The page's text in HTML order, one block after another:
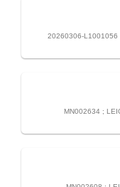
20260306-L1001056
MN002634 ;